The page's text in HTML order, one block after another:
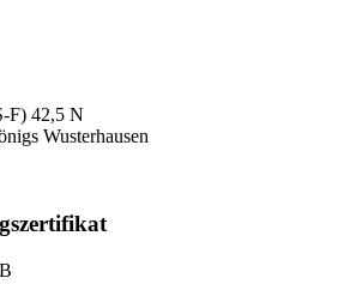
F) 42,5 N
Wusterhausen